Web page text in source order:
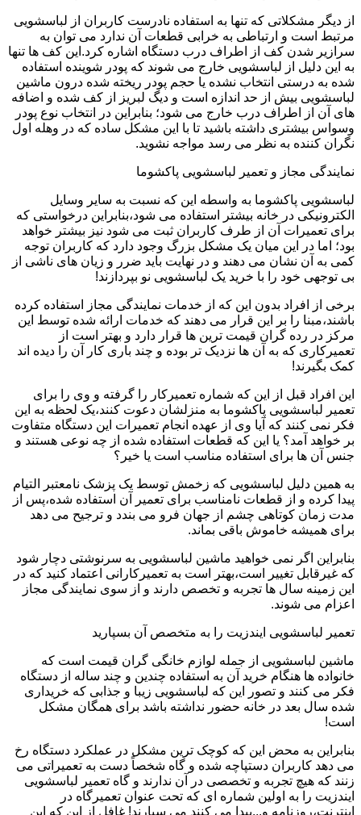
از دیگر مشکلاتی که تنها به استفاده نادرست کاربران از لباسشویی
مرتبط است و ارتباطی به خرابی قطعات آن ندارد می توان به
سرازیر شدن کف از اطراف درب دستگاه اشاره کرد.این کف ها تنها
به این دلیل از لباسشویی خارج می شوند که پودر شوینده استفاده
شده به درستی انتخاب نشده یا حجم پودر ریخته شده درون ماشین
لباسشویی بیش از حد اندازه است و دیگ لبریز از کف شده و اضافه
های آن از اطراف درب خارج می شود؛ بنابراین در انتخاب نوع پودر
وسواس بیشتری داشته باشید تا با این مشکل ساده که در وهله اول
نگران کننده به نظر می رسد مواجه نشوید.
نمایندگی مجاز و تعمیر لباسشویی پاکشوما
لباسشویی پاکشوما به واسطه این که نسبت به سایر وسایل
الکترونیکی در خانه بیشتر استفاده می شود،بنابراین درخواستی که
برای تعمیرات آن از طرف کاربران ثبت می شود نیز بیشتر خواهد
بود؛ اما در این میان یک مشکل بزرگ وجود دارد که کاربران توجه
کمی به آن نشان می دهند و در نهایت باید ضرر و زیان های ناشی از
بی توجهی خود را با خرید یک لباسشویی نو بپردازند!
برخی از افراد بدون این که از خدمات نمایندگی مجاز استفاده کرده
باشند،مبنا را بر این قرار می دهند که خدمات ارائه شده توسط این
مرکز در رده گران قیمت ترین ها قرار دارد و بهتر است از
تعمیرکاری که به آن ها نزدیک تر بوده و چند باری کار آن را دیده اند
کمک بگیرند!
این افراد قبل از این که شماره تعمیرکار را گرفته و وی را برای
تعمیر لباسشویی پاکشوما به منزلشان دعوت کنند،یک لحظه به این
فکر نمی کنند که آیا وی از عهده انجام تعمیرات این دستگاه متفاوت
بر خواهد آمد؟ یا این که قطعات استفاده شده از چه نوعی هستند و
جنس آن ها برای استفاده مناسب است یا خیر؟
به همین دلیل لباسشویی که زخمش توسط یک پزشک نامعتبر التیام
پیدا کرده و از قطعات نامناسب برای تعمیر آن استفاده شده،پس از
مدت زمان کوتاهی چشم از جهان فرو می بندد و ترجیح می دهد
برای همیشه خاموش باقی بماند.
بنابراین اگر نمی خواهید ماشین لباسشویی به سرنوشتی دچار شود
که غیرقابل تغییر است،بهتر است به تعمیرکارانی اعتماد کنید که در
این زمینه سال ها تجربه و تخصص دارند و از سوی نمایندگی مجاز
اعزام می شوند.
تعمیر لباسشویی ایندزیت را به متخصص آن بسپارید
ماشین لباسشویی از جمله لوازم خانگی گران قیمت است که
خانواده ها هنگام خرید آن به استفاده چندین و چند ساله از دستگاه
فکر می کنند و تصور این که لباسشویی زیبا و جذابی که خریداری
شده سال بعد در خانه حضور نداشته باشد برای همگان مشکل
است!
بنابراین به محض این که کوچک ترین مشکل در عملکرد دستگاه رخ
می دهد کاربران دستپاچه شده و گاه شخصاً دست به تعمیراتی می
زنند که هیچ تجربه و تخصصی در آن ندارند و گاه تعمیر لباسشویی
ایندزیت را به اولین شماره ای که تحت عنوان تعمیرگاه در
اینترنت،روزنامه و...پیدا می کنند می سپارند! غافل از این که این